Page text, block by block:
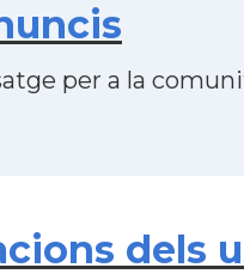
per a la
dels